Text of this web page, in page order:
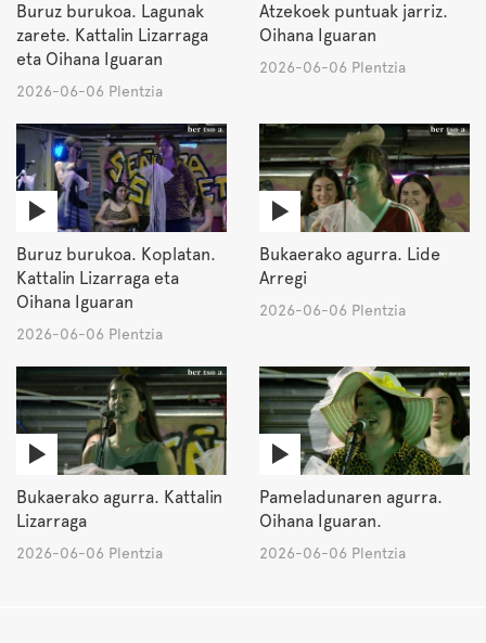
Buruz burukoa. Lagunak
zarete. Kattalin Lizarraga
eta Oihana Iguaran
2026-06-06 Plentzia
Atzekoek puntuak jarriz.
Oihana Iguaran
2026-06-06 Plentzia
Buruz burukoa. Koplatan.
Kattalin Lizarraga eta
Oihana Iguaran
2026-06-06 Plentzia
Bukaerako agurra. Lide
Arregi
2026-06-06 Plentzia
Bukaerako agurra. Kattalin
Lizarraga
2026-06-06 Plentzia
Pameladunaren agurra.
Oihana Iguaran.
2026-06-06 Plentzia